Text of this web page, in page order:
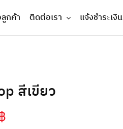
กค้า ติดต่อเรา แจ้งชำระเงิน
สีเขียว